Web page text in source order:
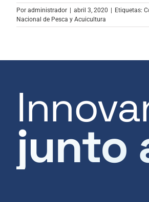
Por administrador abril 3, 2020 Etiquetas:
Nacional de Pesca y Acuicultura
junto